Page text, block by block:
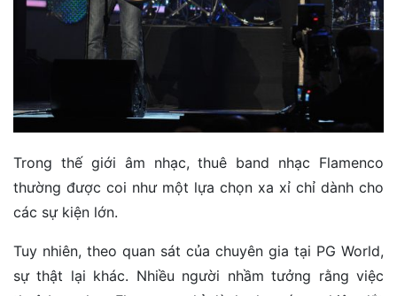
Trong thế giới âm nhạc, thuê band nhạc Flamenco
thường được coi như một lựa chọn xa xỉ chỉ dành cho
các sự kiện lớn.
Tuy nhiên, theo quan sát của chuyên gia tại PG World,
sự thật lại khác. Nhiều người nhầm tưởng rằng việc